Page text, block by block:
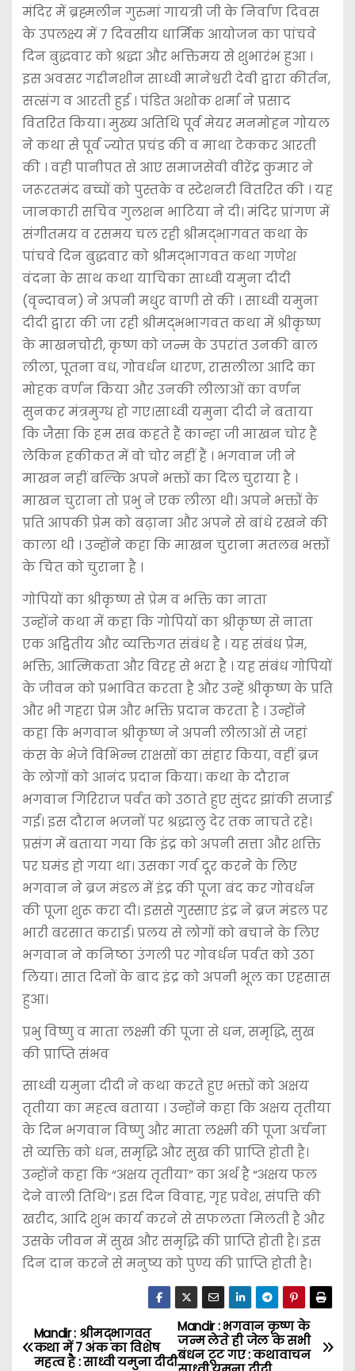
मंदिर में ब्रह्मलीन गुरुमां गायत्री जी के निर्वाण दिवस
के उपलक्ष्य में 7 दिवसीय धार्मिक आयोजन का पांचवे
दिन बुद्धवार को श्रद्धा और भक्तिमय से शुभारंभ हुआ ।
इस अवसर गद्दीनशीन साध्वी मानेश्वरी देवी द्वारा कीर्तन,
सत्संग व आरती हुई । पंडित अशोक शर्मा ने प्रसाद
वितरित किया। मुख्य अतिथि पूर्व मेयर मनमोहन गोयल
ने कथा से पूर्व ज्योत प्रचंड की व माथा टेककर आरती
की । वही पानीपत से आए समाजसेवी वीरेंद्र कुमार ने
जरूरतमंद बच्चों को पुस्तके व स्टेशनरी वितरित की । यह
जानकारी सचिव गुलशन भाटिया ने दी। मंदिर प्रांगण में
संगीतमय व रसमय चल रही श्रीमद्भागवत कथा के
पांचवे दिन बुद्धवार को श्रीमद्भागवत कथा गणेश
वंदना के साथ कथा याचिका साध्वी यमुना दीदी
(वृन्दावन) ने अपनी मधुर वाणी से की । साध्वी यमुना
दीदी द्वारा की जा रही श्रीमद्भभागवत कथा में श्रीकृष्ण
के माखनचोरी, कृष्ण को जन्म के उपरांत उनकी बाल
लीला, पूतना वध, गोवर्धन धारण, रासलीला आदि का
मोहक वर्णन किया और उनकी लीलाओं का वर्णन
सुनकर मंत्रमुग्ध हो गए।साध्वी यमुना दीदी ने बताया
कि जैसा कि हम सब कहते हैं कान्हा जी माखन चोर हैं
लेकिन हकीकत में वो चोर नहीं हैं । भगवान जी ने
माखन नहीं बल्कि अपने भक्तों का दिल चुराया है ।
माखन चुराना तो प्रभु ने एक लीला थी। अपने भक्तों के
प्रति आपकी प्रेम को बढ़ाना और अपने से बांधे रखने की
काला थी । उन्होंने कहा कि माखन चुराना मतलब भक्तों
के चित को चुराना है ।
गोपियों का श्रीकृष्ण से प्रेम व भक्ति का नाता
उन्होंने कथा में कहा कि गोपियों का श्रीकृष्ण से नाता
एक अद्वितीय और व्यक्तिगत संबंध है । यह संबंध प्रेम,
भक्ति, आत्मिकता और विरह से भरा है । यह संबंध गोपियों
के जीवन को प्रभावित करता है और उन्हें श्रीकृष्ण के प्रति
और भी गहरा प्रेम और भक्ति प्रदान करता है । उन्होंने
कहा कि भगवान श्रीकृष्ण ने अपनी लीलाओं से जहां
कंस के भेजे विभिन्न राक्षसों का संहार किया, वहीं ब्रज
के लोगों को आनंद प्रदान किया। कथा के दौरान
भगवान गिरिराज पर्वत को उठाते हुए सुंदर झांकी सजाई
गई। इस दौरान भजनों पर श्रद्धालु देर तक नाचते रहे।
प्रसंग में बताया गया कि इंद्र को अपनी सत्ता और शक्ति
पर घमंड हो गया था। उसका गर्व दूर करने के लिए
भगवान ने ब्रज मंडल में इंद्र की पूजा बंद कर गोवर्धन
की पूजा शुरू करा दी। इससे गुस्साए इंद्र ने ब्रज मंडल पर
भारी बरसात कराई। प्रलय से लोगों को बचाने के लिए
भगवान ने कनिष्ठा उंगली पर गोवर्धन पर्वत को उठा
लिया। सात दिनों के बाद इंद्र को अपनी भूल का एहसास
हुआ।
प्रभु विष्णु व माता लक्ष्मी की पूजा से धन, समृद्धि, सुख
की प्राप्ति संभव
साध्वी यमुना दीदी ने कथा करते हुए भक्तों को अक्षय
तृतीया का महत्व बताया । उन्होंने कहा कि अक्षय तृतीया
के दिन भगवान विष्णु और माता लक्ष्मी की पूजा अर्चना
से व्यक्ति को धन, समृद्धि और सुख की प्राप्ति होती है।
उन्होंने कहा कि “अक्षय तृतीया” का अर्थ है “अक्षय फल
देने वाली तिथि”। इस दिन विवाह, गृह प्रवेश, संपत्ति की
खरीद, आदि शुभ कार्य करने से सफलता मिलती है और
उसके जीवन में सुख और समृद्धि की प्राप्ति होती है। इस
दिन दान करने से मनुष्य को पुण्य की प्राप्ति होती है।
P
Mandir : भगवान कृष्ण के
जन्म लेते ही जेल के सभी
बंधन टूट गए : कथावाचन
Mandir : श्रीमद्भागवत
कथा में 7 अंक का विशेष
महत्व है : साध्वी यमुना दीदी